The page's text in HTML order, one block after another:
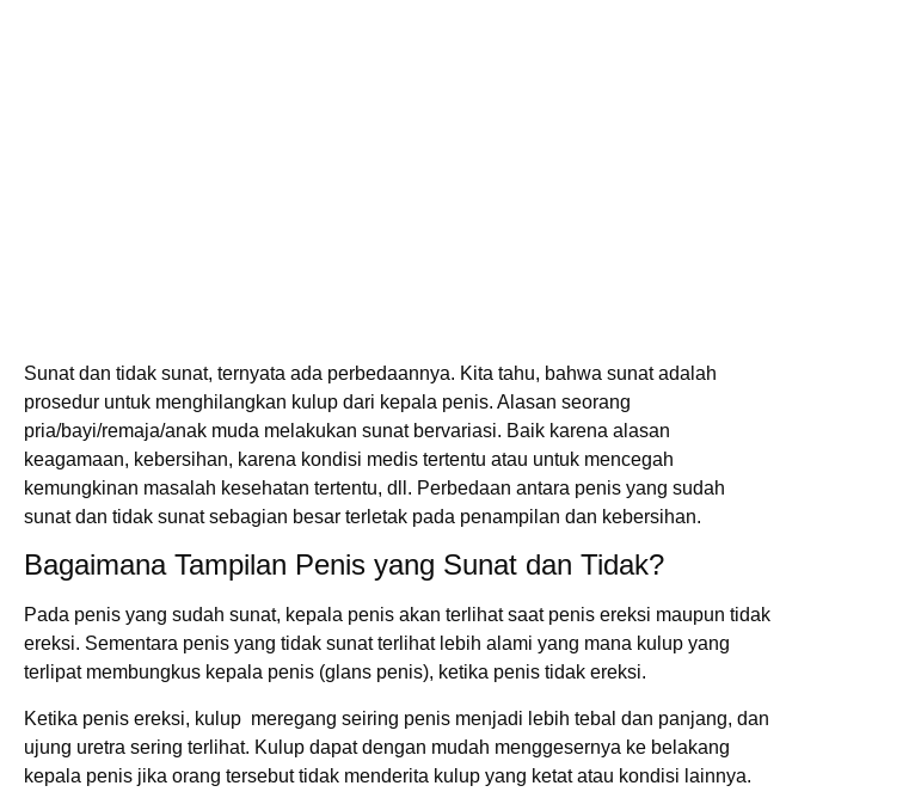
Sunat dan tidak sunat, ternyata ada perbedaannya. Kita tahu, bahwa sunat adalah
prosedur untuk menghilangkan kulup dari kepala penis. Alasan seorang
pria/bayi/remaja/anak muda melakukan sunat bervariasi. Baik karena alasan
keagamaan, kebersihan, karena kondisi medis tertentu atau untuk mencegah
kemungkinan masalah kesehatan tertentu, dll. Perbedaan antara penis yang sudah
sunat dan tidak sunat sebagian besar terletak pada penampilan dan kebersihan.
Bagaimana Tampilan Penis yang Sunat dan Tidak?
Pada penis yang sudah sunat, kepala penis akan terlihat saat penis ereksi maupun tidak
ereksi. Sementara penis yang tidak sunat terlihat lebih alami yang mana kulup yang
terlipat membungkus kepala penis (glans penis), ketika penis tidak ereksi.
Ketika penis ereksi, kulup meregang seiring penis menjadi lebih tebal dan panjang, dan
ujung uretra sering terlihat. Kulup dapat dengan mudah menggesernya ke belakang
kepala penis jika orang tersebut tidak menderita kulup yang ketat atau kondisi lainnya.